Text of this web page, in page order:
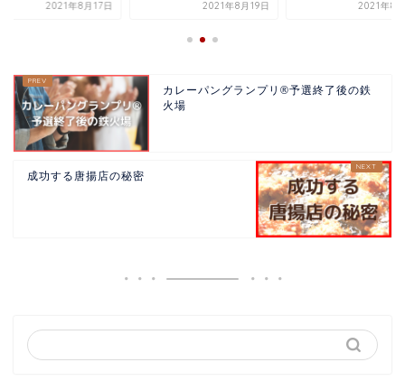
2021年8月17日 2021年8月19日 2021年8
カレーパングランプリ®️予選終了後の鉄
火場
成功する唐揚店の秘密